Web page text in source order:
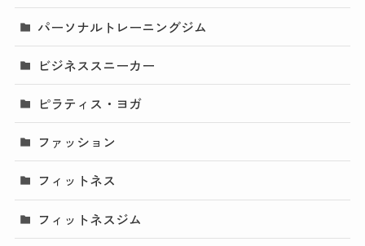
パーソナルトレーニングジム
ビジネススニーカー
ピラティス・ヨガ
ファッション
フィットネス
フィットネスジム